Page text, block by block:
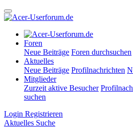
Foren
Neue Beiträge Foren durchsuchen
Aktuelles
Neue Beiträge Profilnachrichten
Mitglieder
Zurzeit aktive Besucher
suchen
Login Registrieren
Aktuelles Suche